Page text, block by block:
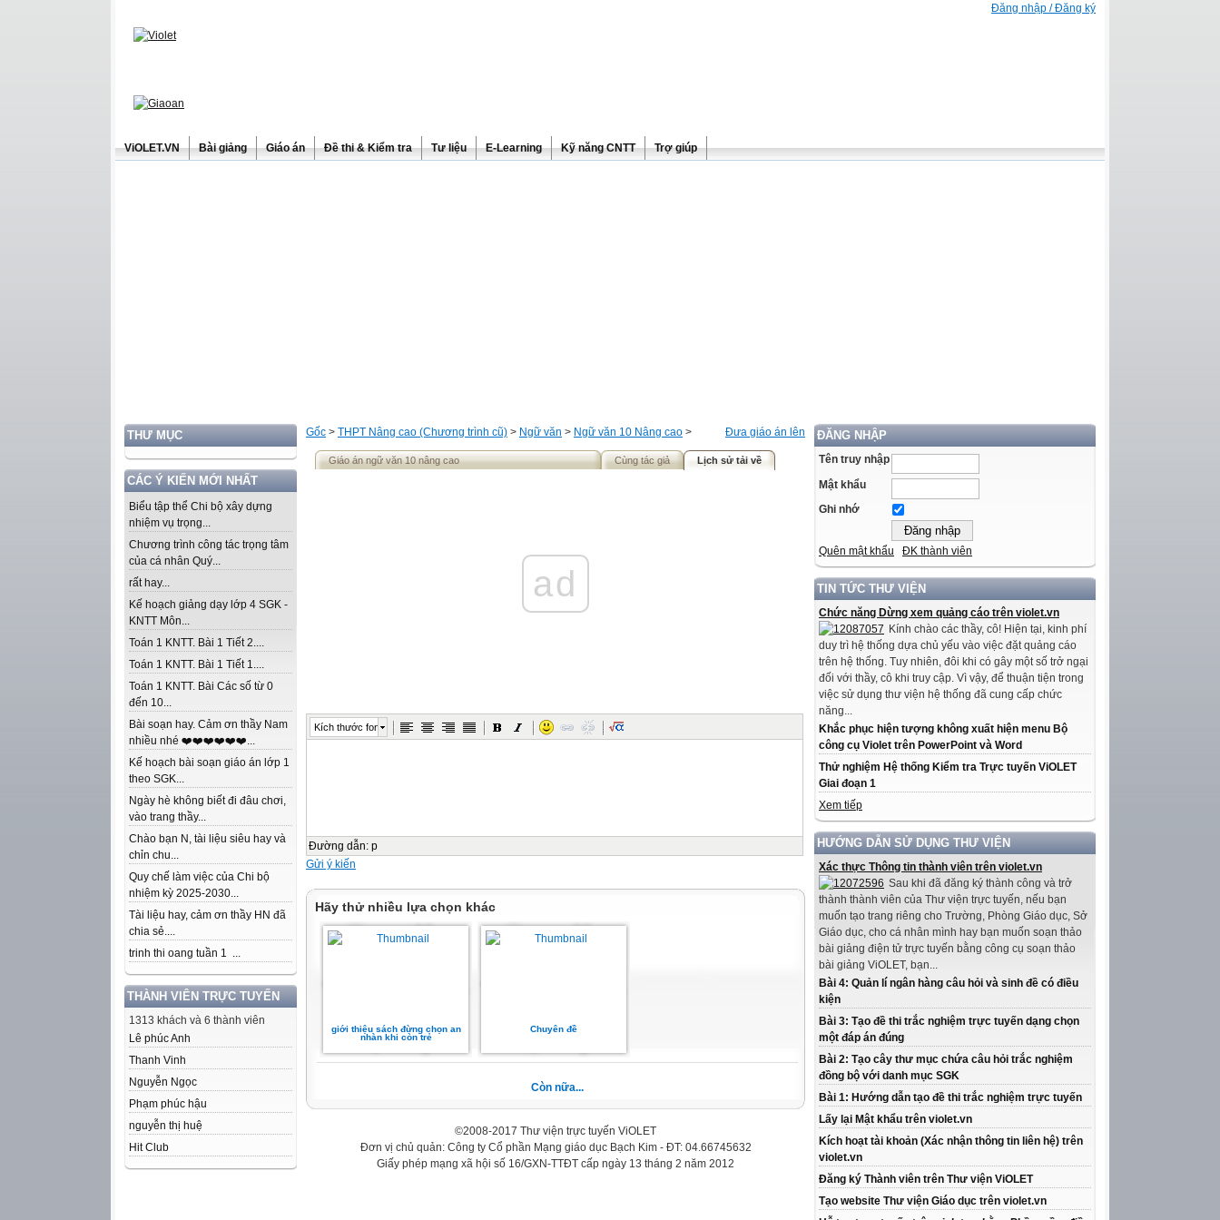
Đăng nhập / Đăng ký
ViOLET.VN Bài giảng Giáo án Đề thi & Kiểm tra Tư liệu E-Learning Kỹ năng CNTT Trợ giúp
THƯ MỤC
CÁC Ý KIẾN MỚI NHẤT
Biểu tập thể Chi bộ xây dựng
nhiệm vụ trọng...
Chương trình công tác trọng tâm
của cá nhân Quý...
rất hay...
Kế hoạch giảng dạy lớp 4 SGK -
KNTT Môn...
Toán 1 KNTT. Bài 1 Tiết 2....
Toán 1 KNTT. Bài 1 Tiết 1....
Toán 1 KNTT. Bài Các số từ 0
đến 10...
Bài soạn hay. Cảm ơn thầy Nam
nhiều nhé ❤️❤️❤️❤️❤️❤️...
Kế hoạch bài soạn giáo án lớp 1
theo SGK...
Ngày hè không biết đi đâu chơi,
vào trang thầy...
Chào bạn N, tài liệu siêu hay và
chỉn chu...
Quy chế làm việc của Chi bộ
nhiệm kỳ 2025-2030...
Tài liệu hay, cảm ơn thầy HN đã
chia sẻ....
trinh thi oang tuần 1 ...
THÀNH VIÊN TRỰC TUYẾN
1313 khách và 6 thành viên
Lê phúc Anh
Thanh Vinh
Nguyễn Ngọc
Phạm phúc hậu
nguyễn thị huệ
Hit Club
ĐĂNG NHẬP
Tên truy nhập
Mật khẩu
Ghi nhớ
Quên mật khẩu ĐK thành viên
TIN TỨC THƯ VIỆN
Chức năng Dừng xem quảng cáo trên violet.vn
Kính chào các thầy, cô! Hiện tại, kinh phí
duy trì hệ thống dựa chủ yếu vào việc đặt quảng cáo
trên hệ thống. Tuy nhiên, đôi khi có gây một số trở ngại
đối với thầy, cô khi truy cập. Vì vậy, để thuận tiện trong
việc sử dụng thư viện hệ thống đã cung cấp chức
năng...
Khắc phục hiện tượng không xuất hiện menu Bộ
công cụ Violet trên PowerPoint và Word
Thử nghiệm Hệ thống Kiểm tra Trực tuyến ViOLET
Giai đoạn 1
Xem tiếp
HƯỚNG DẪN SỬ DỤNG THƯ VIỆN
Xác thực Thông tin thành viên trên violet.vn
Sau khi đã đăng ký thành công và trở
thành thành viên của Thư viện trực tuyến, nếu bạn
muốn tạo trang riêng cho Trường, Phòng Giáo dục, Sở
Giáo dục, cho cá nhân mình hay bạn muốn soạn thảo
bài giảng điện tử trực tuyến bằng công cụ soạn thảo
bài giảng ViOLET, bạn...
Bài 4: Quản lí ngân hàng câu hỏi và sinh đề có điều
kiện
Bài 3: Tạo đề thi trắc nghiệm trực tuyến dạng chọn
một đáp án đúng
Bài 2: Tạo cây thư mục chứa câu hỏi trắc nghiệm
đồng bộ với danh mục SGK
Bài 1: Hướng dẫn tạo đề thi trắc nghiệm trực tuyến
Lấy lại Mật khẩu trên violet.vn
Kích hoạt tài khoản (Xác nhận thông tin liên hệ) trên
violet.vn
Đăng ký Thành viên trên Thư viện ViOLET
Tạo website Thư viện Giáo dục trên violet.vn
Đưa giáo án lên
Gốc > THPT Nâng cao (Chương trình cũ) > Ngữ văn > Ngữ văn 10 Nâng cao >
Giáo án ngữ văn 10 nâng cao Cùng tác giả Lịch sử tải về
ad
Kích thước font
Đường dẫn: p
Gửi ý kiến
Hãy thử nhiều lựa chọn khác
giới thiệu sách đừng chọn an
nhàn khi còn trẻ
Chuyên đề
Còn nữa...
©2008-2017 Thư viện trực tuyến ViOLET
Đơn vị chủ quản: Công ty Cổ phần Mạng giáo dục Bạch Kim - ĐT: 04.66745632
Giấy phép mạng xã hội số 16/GXN-TTĐT cấp ngày 13 tháng 2 năm 2012